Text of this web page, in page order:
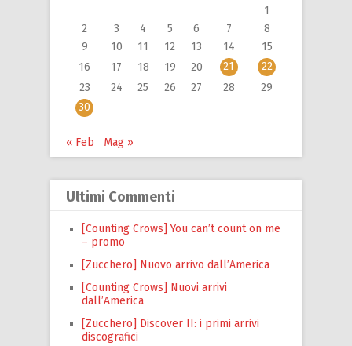
1
2
3 4 5 6 7
8
9
10 11 12 13 14
15
16
17 18 19 20 21
22
23
24 25 26 27 28
29
30
« Feb Mag »
Ultimi Commenti
[Counting Crows] You can’t count on me
– promo
[Zucchero] Nuovo arrivo dall’America
[Counting Crows] Nuovi arrivi
dall’America
[Zucchero] Discover II: i primi arrivi
discografici